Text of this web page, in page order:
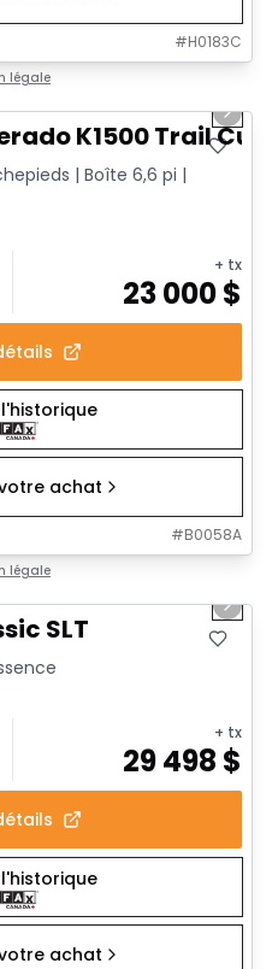
#H0183C
légale
Next
K1500 Trail
| Boîte 6,6 pi |
+ tx
23 000$
achat
#B0058A
légale
Next
SLT
+ tx
29 498 $
achat